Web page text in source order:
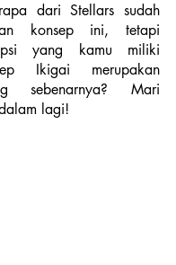
dari Stellars sudah
konsep ini, tetapi
yang kamu miliki
Ikigai merupakan
sebenarnya? Mari
lagi!